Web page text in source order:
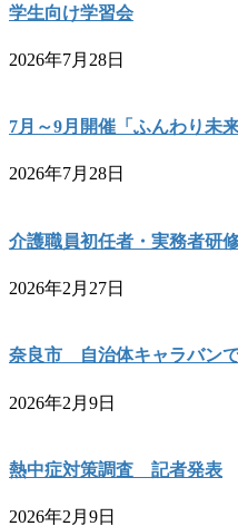
学生向け学習会
2026年7月28日
7月～9月開催「ふんわり未
2026年7月28日
介護職員初任者・実務者研
2026年2月27日
奈良市 自治体キャラバン
2026年2月9日
熱中症対策調査 記者発表
2026年2月9日